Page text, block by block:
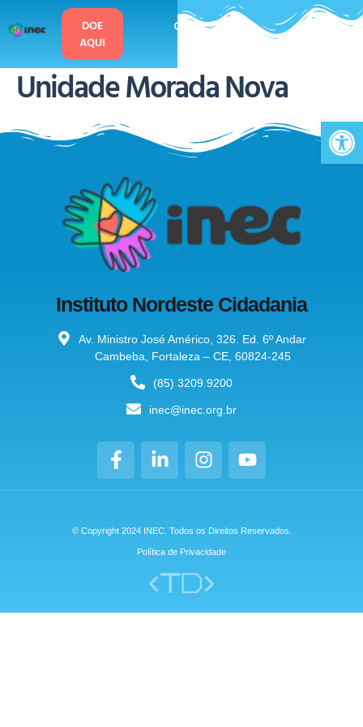
DOE
AQUI
Unidade Morada Nova
Instituto Nordeste Cidadania
Av. Ministro José Américo, 326. Ed. 6º Andar
Cambeba, Fortaleza – CE, 60824-245
(85) 3209.9200
inec@inec.org.br
© Copyright 2024 INEC. Todos os Direitos Reservados.
Política de Privacidade